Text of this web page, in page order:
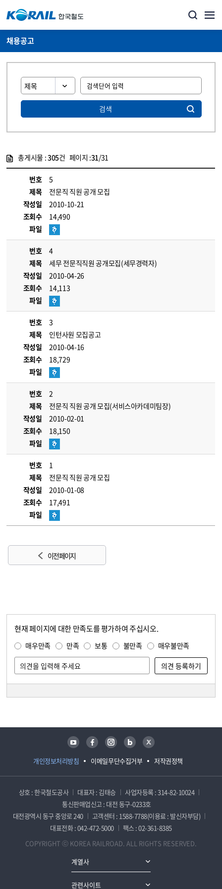
채용공고
검색
총게시물 :305건 페이지 :31/31
번호
5
제목
전문직 직원 공개 모집
작성일
2010-10-21
조회수
14,490
파일
번호
4
제목
세무 전문직직원 공개모집(세무경력자)
작성일
2010-04-26
조회수
14,113
파일
번호
3
제목
인턴사원 모집공고
작성일
2010-04-16
조회수
18,729
파일
번호
2
제목
전문직 직원 공개 모집(서비스아카데미팀장)
작성일
2010-02-01
조회수
18,150
파일
번호
1
제목
전문직 직원 공개 모집
작성일
2010-01-08
조회수
17,491
파일
이전 페이지
현재 페이지에 대한 만족도를 평가하여 주십시오.
매우만족 만족 보통 불만족 매우불만족
개인정보처리방침 이메일무단수집거부 저작권정책
유튜브 페이스북 인스타그램 블로그 트위터
상호 : 한국철도공사 대표자 : 김태승
사업자등록 : 314-82-10024
통신판매업신고 : 대전 동구-0233호
대전광역시 동구 중앙로 240
고객센터 : 1588-7788(이용료 : 발신자부담)
대표전화 : 042-472-5000
팩스 : 02-361-8385
COPYRIGHT ⓒ KOREA RAILROAD. ALL RIGHTS RESERVED.
계열사
관련사이트